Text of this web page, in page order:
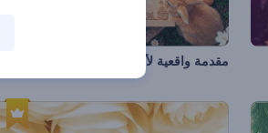
مقدمة واقعية لأرانب عيد الفصح